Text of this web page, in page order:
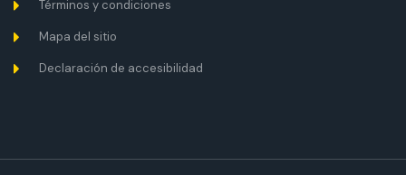
Términos y condiciones
Mapa del sitio
Declaración de accesibilidad